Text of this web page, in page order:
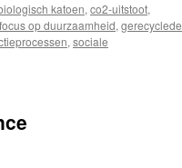
katoen, co2-uitstoot,
focus op duurzaamheid, gerecyclede
, sociale